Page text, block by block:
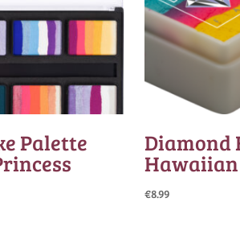
Palette Diamond
€8.99